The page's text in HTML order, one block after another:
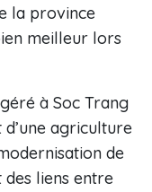
la province
meilleur lors
à Soc Trang
agriculture
de
liens entre